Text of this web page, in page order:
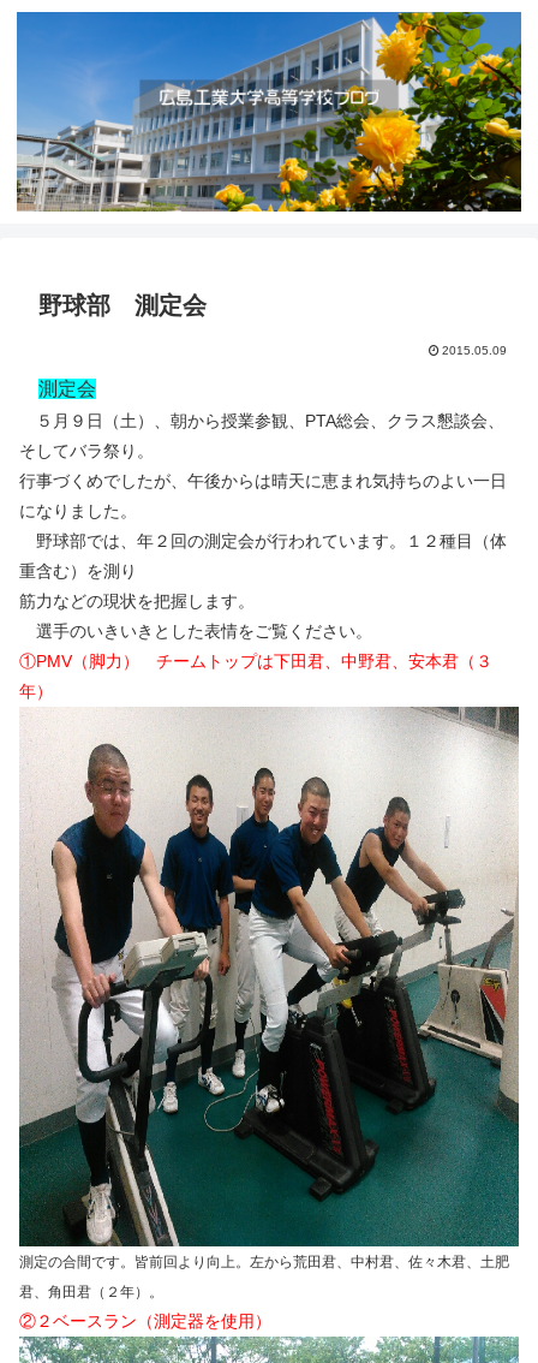
野球部 測定会
2015.05.09
測定会
５月９日（土）、朝から授業参観、PTA総会、クラス懇談会、
そしてバラ祭り。
行事づくめでしたが、午後からは晴天に恵まれ気持ちのよい一日
になりました。
野球部では、年２回の測定会が行われています。１２種目（体
重含む）を測り
筋力などの現状を把握します。
選手のいきいきとした表情をご覧ください。
①PMV（脚力） チームトップは下田君、中野君、安本君（３
年）
測定の合間です。皆前回より向上。左から荒田君、中村君、佐々木君、土肥
君、角田君（２年）。
②２ベースラン（測定器を使用）